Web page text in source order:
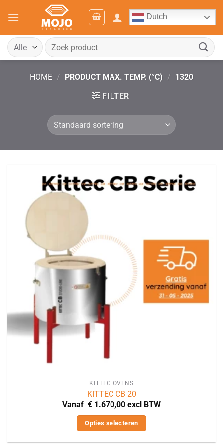
naar
Dutch
Zoeken
naar:
HOME / PRODUCT MAX. TEMP. (°C) / 1320
FILTER
KITTEC OVENS
KITTEC CB 20
Vanaf € 1.670,00 excl BTW
Opties selecteren